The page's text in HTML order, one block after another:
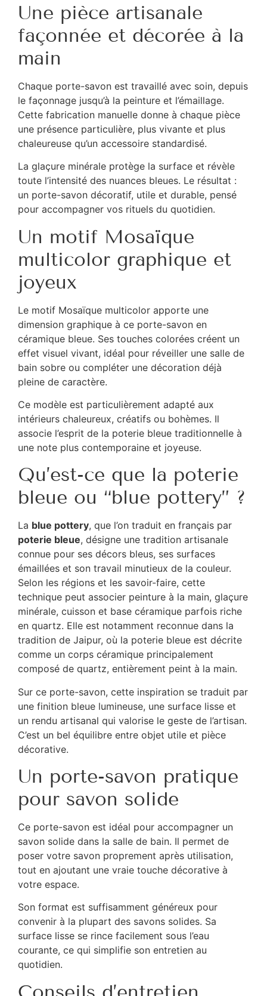
Une pièce artisanale
façonnée et décorée à la
main
Chaque porte-savon est travaillé avec soin, depuis
le façonnage jusqu’à la peinture et l’émaillage.
Cette fabrication manuelle donne à chaque pièce
une présence particulière, plus vivante et plus
chaleureuse qu’un accessoire standardisé.
La glaçure minérale protège la surface et révèle
toute l’intensité des nuances bleues. Le résultat :
un porte-savon décoratif, utile et durable, pensé
pour accompagner vos rituels du quotidien.
Un motif Mosaïque
multicolor graphique et
joyeux
Le motif Mosaïque multicolor apporte une
dimension graphique à ce porte-savon en
céramique bleue. Ses touches colorées créent un
effet visuel vivant, idéal pour réveiller une salle de
bain sobre ou compléter une décoration déjà
pleine de caractère.
Ce modèle est particulièrement adapté aux
intérieurs chaleureux, créatifs ou bohèmes. Il
associe l’esprit de la poterie bleue traditionnelle à
une note plus contemporaine et joyeuse.
Qu’est-ce que la poterie
bleue ou “blue pottery” ?
La blue pottery, que l’on traduit en français par
poterie bleue, désigne une tradition artisanale
connue pour ses décors bleus, ses surfaces
émaillées et son travail minutieux de la couleur.
Selon les régions et les savoir-faire, cette
technique peut associer peinture à la main, glaçure
minérale, cuisson et base céramique parfois riche
en quartz. Elle est notamment reconnue dans la
tradition de Jaipur, où la poterie bleue est décrite
comme un corps céramique principalement
composé de quartz, entièrement peint à la main.
Sur ce porte-savon, cette inspiration se traduit par
une finition bleue lumineuse, une surface lisse et
un rendu artisanal qui valorise le geste de l’artisan.
C’est un bel équilibre entre objet utile et pièce
décorative.
Un porte-savon pratique
pour savon solide
Ce porte-savon est idéal pour accompagner un
savon solide dans la salle de bain. Il permet de
poser votre savon proprement après utilisation,
tout en ajoutant une vraie touche décorative à
votre espace.
Son format est suffisamment généreux pour
convenir à la plupart des savons solides. Sa
surface lisse se rince facilement sous l’eau
courante, ce qui simplifie son entretien au
quotidien.